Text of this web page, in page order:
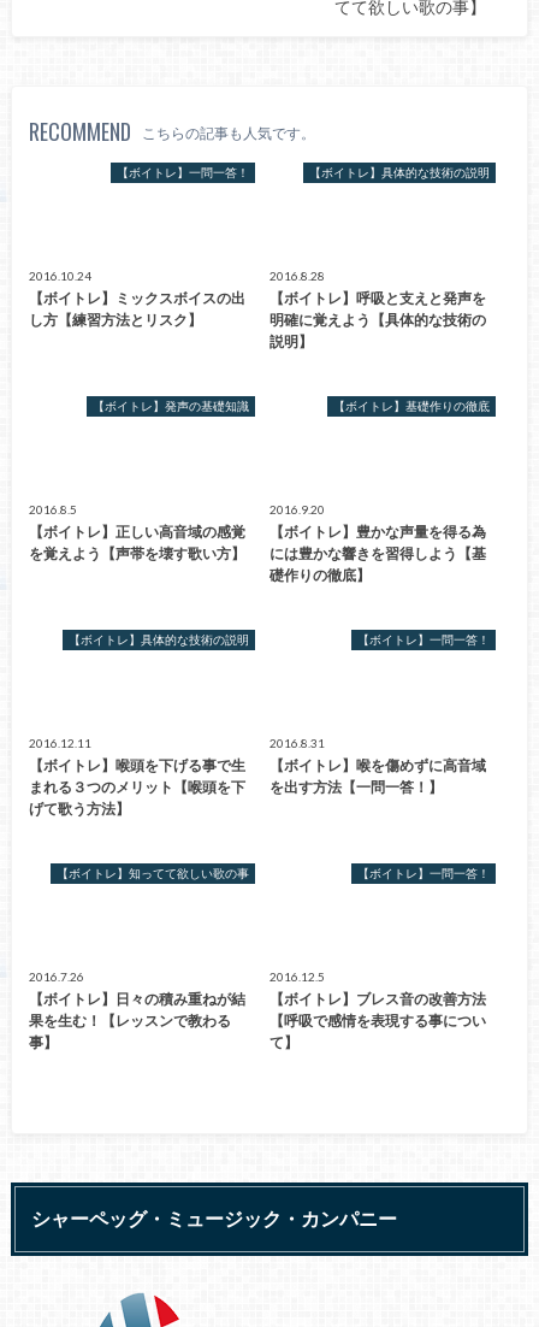
てて欲しい歌の事】
RECOMMEND こちらの記事も人気です。
【ボイトレ】一問一答！
2016.10.24
【ボイトレ】ミックスボイスの出
し方【練習方法とリスク】
【ボイトレ】具体的な技術の説明
2016.8.28
【ボイトレ】呼吸と支えと発声を
明確に覚えよう【具体的な技術の
説明】
【ボイトレ】発声の基礎知識
2016.8.5
【ボイトレ】正しい高音域の感覚
を覚えよう【声帯を壊す歌い方】
【ボイトレ】基礎作りの徹底
2016.9.20
【ボイトレ】豊かな声量を得る為
には豊かな響きを習得しよう【基
礎作りの徹底】
【ボイトレ】具体的な技術の説明
2016.12.11
【ボイトレ】喉頭を下げる事で生
まれる３つのメリット【喉頭を下
げて歌う方法】
【ボイトレ】一問一答！
2016.8.31
【ボイトレ】喉を傷めずに高音域
を出す方法【一問一答！】
【ボイトレ】知ってて欲しい歌の事
2016.7.26
【ボイトレ】日々の積み重ねが結
果を生む！【レッスンで教わる
事】
【ボイトレ】一問一答！
2016.12.5
【ボイトレ】ブレス音の改善方法
【呼吸で感情を表現する事につい
て】
シャーペッグ・ミュージック・カンパニー